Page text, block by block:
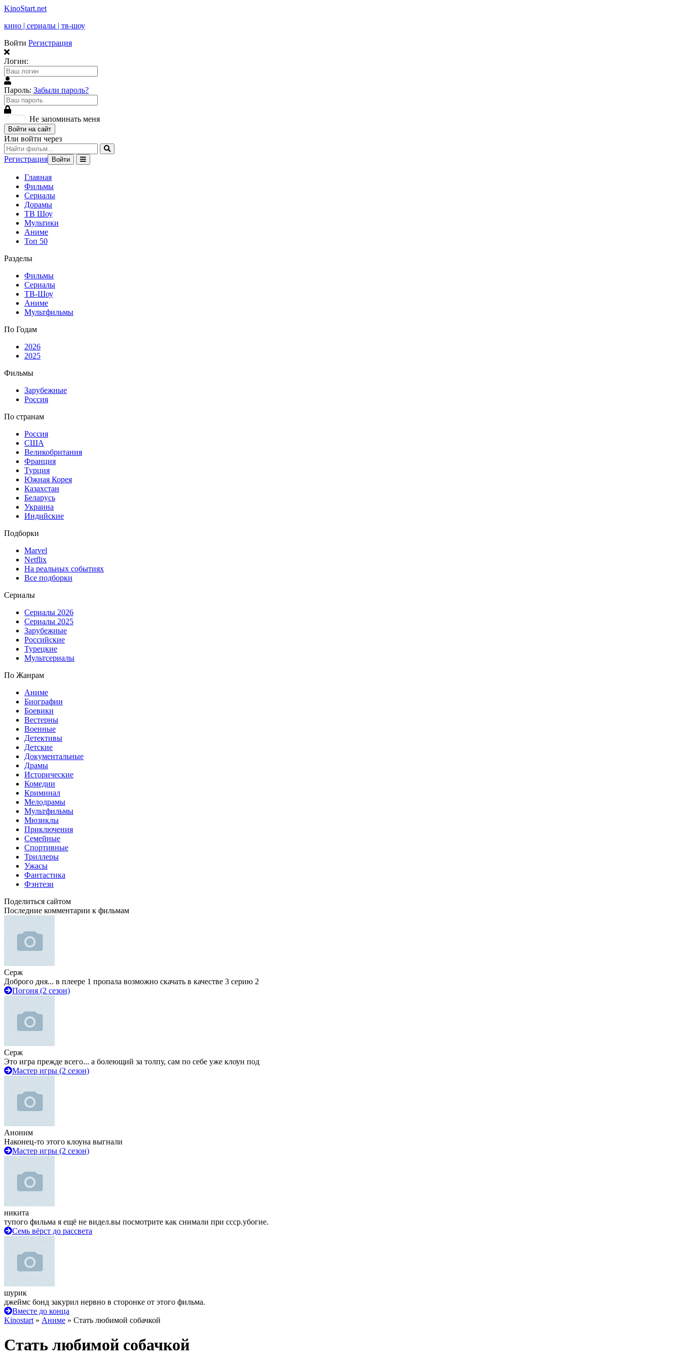
KinoStart.net
кино | сериалы | тв-шоу
Войти Регистрация
Логин:
Пароль: Забыли пароль?
Не запоминать меня
Войти на сайт
Или войти через
Регистрация Войти
Главная
Фильмы
Сериалы
Дорамы
ТВ Шоу
Мультики
Аниме
Топ 50
Разделы
Фильмы
Сериалы
ТВ-Шоу
Аниме
Мультфильмы
По Годам
2026
2025
Фильмы
Зарубежные
Россия
По странам
Россия
США
Великобритания
Франция
Турция
Южная Корея
Казахстан
Беларусь
Украина
Индийские
Подборки
Marvel
Netflix
На реальных событиях
Все подборки
Сериалы
Сериалы 2026
Сериалы 2025
Зарубежные
Российские
Турецкие
Мультсериалы
По Жанрам
Аниме
Биографии
Боевики
Вестерны
Военные
Детективы
Детские
Документальные
Драмы
Исторические
Комедии
Криминал
Мелодрамы
Мультфильмы
Мюзиклы
Приключения
Семейные
Спортивные
Триллеры
Ужасы
Фантастика
Фэнтези
Поделиться сайтом
Последние комментарии к фильмам
Серж
Доброго дня... в плеере 1 пропала возможно скачать в качестве 3 серию 2
Погоня (2 сезон)
Серж
Это игра прежде всего... а болеющий за толпу, сам по себе уже клоун под
Мастер игры (2 сезон)
Аноним
Наконец-то этого клоуна выгнали
Мастер игры (2 сезон)
никита
тупого фильма я ещё не видел.вы посмотрите как снимали при ссср.убогие.
Семь вёрст до рассвета
шурик
джеймс бонд закурил нервно в сторонке от этого фильма.
Вместе до конца
Kinostart » Аниме » Стать любимой собачкой
Стать любимой собачкой